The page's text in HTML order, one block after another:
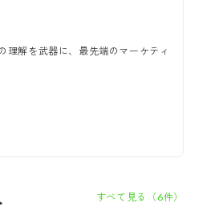
理解を武器に、最先端のマーケティ
すべて見る（ 6件）